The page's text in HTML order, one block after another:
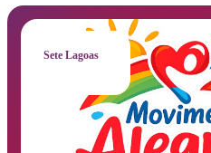
Sete Lagoas